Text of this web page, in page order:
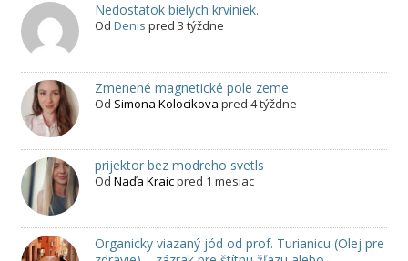
Nedostatok bielych krviniek.
Od Denis pred 3 týždne
Zmenené magnetické pole zeme
Od Simona Kolocikova pred 4 týždne
prijektor bez modreho svetls
Od Naďa Kraicpred 1 mesiac
Organicky viazaný jód od prof. Turianicu (Olej pre